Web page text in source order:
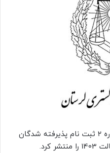
کانون وکلای لرستان اطلاعیه شماره ۲ ثبت نام پذیرفته شدگان
کرد.